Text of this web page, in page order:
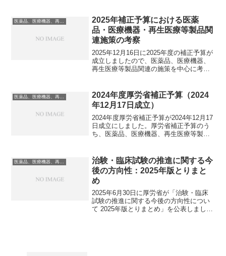
想会議」といった仕込みが事前にあり、
その内容が骨...
医薬品、医療機器、再生医療等製品
2025年補正予算における医薬
品・医療機器・再生医療等製品関
連施策の考察
2025年12月16日に2025年度の補正予算が
成立しましたので、医薬品、医療機器、
再生医療等製品関連の施策を中心に考察
料）。うち、厚労省の予算は約2.3兆円
（政府全体...
2024年度厚労省補正予算（2024
年12月17日成立）
2024年度厚労省補正予算が2024年12月17
日成立にしました。厚労省補正予算のう
ち、医薬品、医療機器、再生医療等製品
2024年11月22日に石破政権で閣議決定さ
れた...
治験・臨床試験の推進に関する今
後の方向性：2025年版とりまと
め
2025年6月30日に厚労省が「治験・臨床
試験の推進に関する今後の方向性につい
て 2025年版とりまとめ」を公表しまし